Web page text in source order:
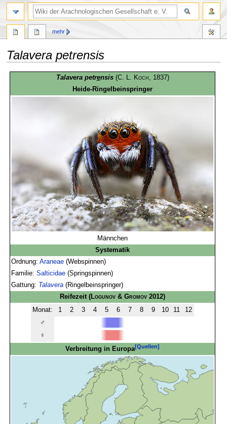
Talavera petrensis
springen
springen
Talavera petrensis (C. L. Koch , 1837)
Heide-Ringelbeinspringer
Männchen
Systematik
Ordnung:Araneae (Webspinnen)
Familie:Salticidae (Springspinnen)
Gattung: Talavera (Ringelbeinspringer)
Reifezeit( Logunov & Gromov 2012)
Monat:
1 2 3 4 5 6 7 8 9 10 11
12
♂
♀
Verbreitung in Europa[Quellen]
mehr